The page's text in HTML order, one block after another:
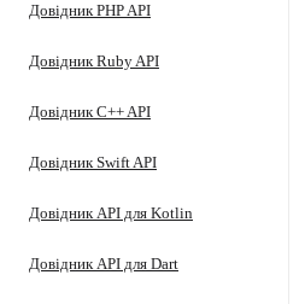
Довідник PHP API
Довідник Ruby API
Довідник C++ API
Довідник Swift API
Довідник API для Kotlin
Довідник API для Dart